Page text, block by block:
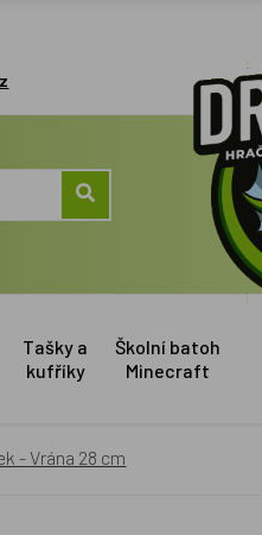
Tašky a
kufříky
Školní batoh
Minecraft
- Vrána 28 cm